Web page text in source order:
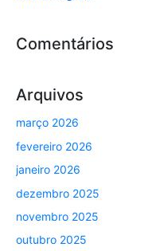
Comentários
Arquivos
março 2026
fevereiro 2026
janeiro 2026
dezembro 2025
novembro 2025
outubro 2025